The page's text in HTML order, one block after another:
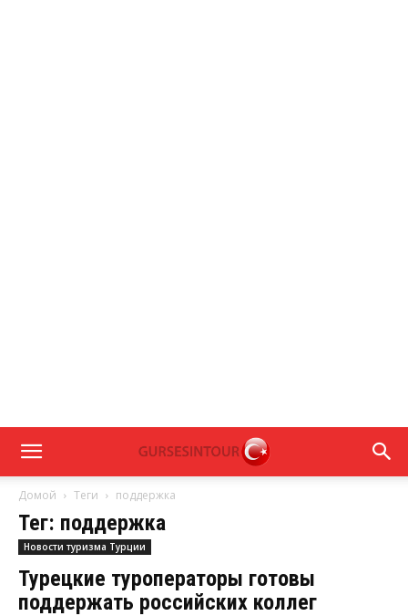
Домой Теги поддержка
Тег: поддержка
Новости туризма Турции
Турецкие туроператоры готовы
поддержать российских коллег